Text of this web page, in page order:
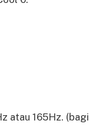
atau 165Hz. (bagi